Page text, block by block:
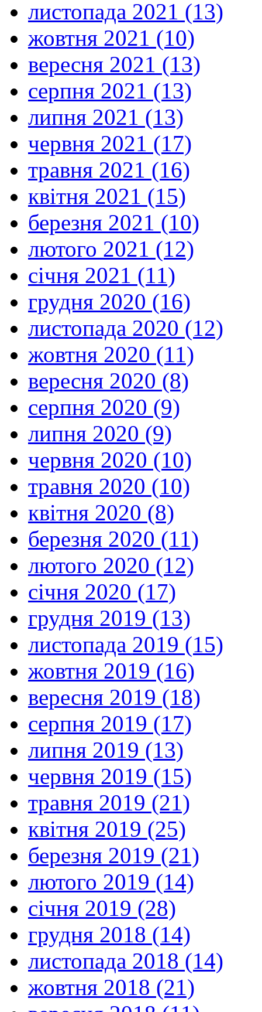
листопада 2021 (13)
жовтня 2021 (10)
вересня 2021 (13)
серпня 2021 (13)
липня 2021 (13)
червня 2021 (17)
травня 2021 (16)
квітня 2021 (15)
березня 2021 (10)
лютого 2021 (12)
січня 2021 (11)
грудня 2020 (16)
листопада 2020 (12)
жовтня 2020 (11)
вересня 2020 (8)
серпня 2020 (9)
липня 2020 (9)
червня 2020 (10)
травня 2020 (10)
квітня 2020 (8)
березня 2020 (11)
лютого 2020 (12)
січня 2020 (17)
грудня 2019 (13)
листопада 2019 (15)
жовтня 2019 (16)
вересня 2019 (18)
серпня 2019 (17)
липня 2019 (13)
червня 2019 (15)
травня 2019 (21)
квітня 2019 (25)
березня 2019 (21)
лютого 2019 (14)
січня 2019 (28)
грудня 2018 (14)
листопада 2018 (14)
жовтня 2018 (21)